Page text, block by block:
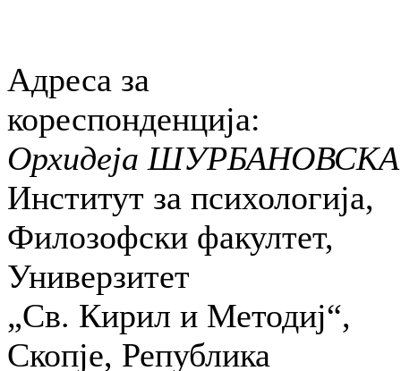
Адреса за
кореспонденција:
Орхидеја ШУРБАНОВСКА
Институт за психологија,
Филозофски факултет,
Универзитет
„Св. Кирил и Методиј“,
Скопје, Република